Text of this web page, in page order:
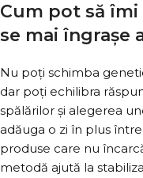
Cum pot să îmi
se mai îngrașe
Nu poți schimba
dar poți echilibra
spălărilor și alegerea
adăuga o zi în plus
produse care nu
metodă ajută la